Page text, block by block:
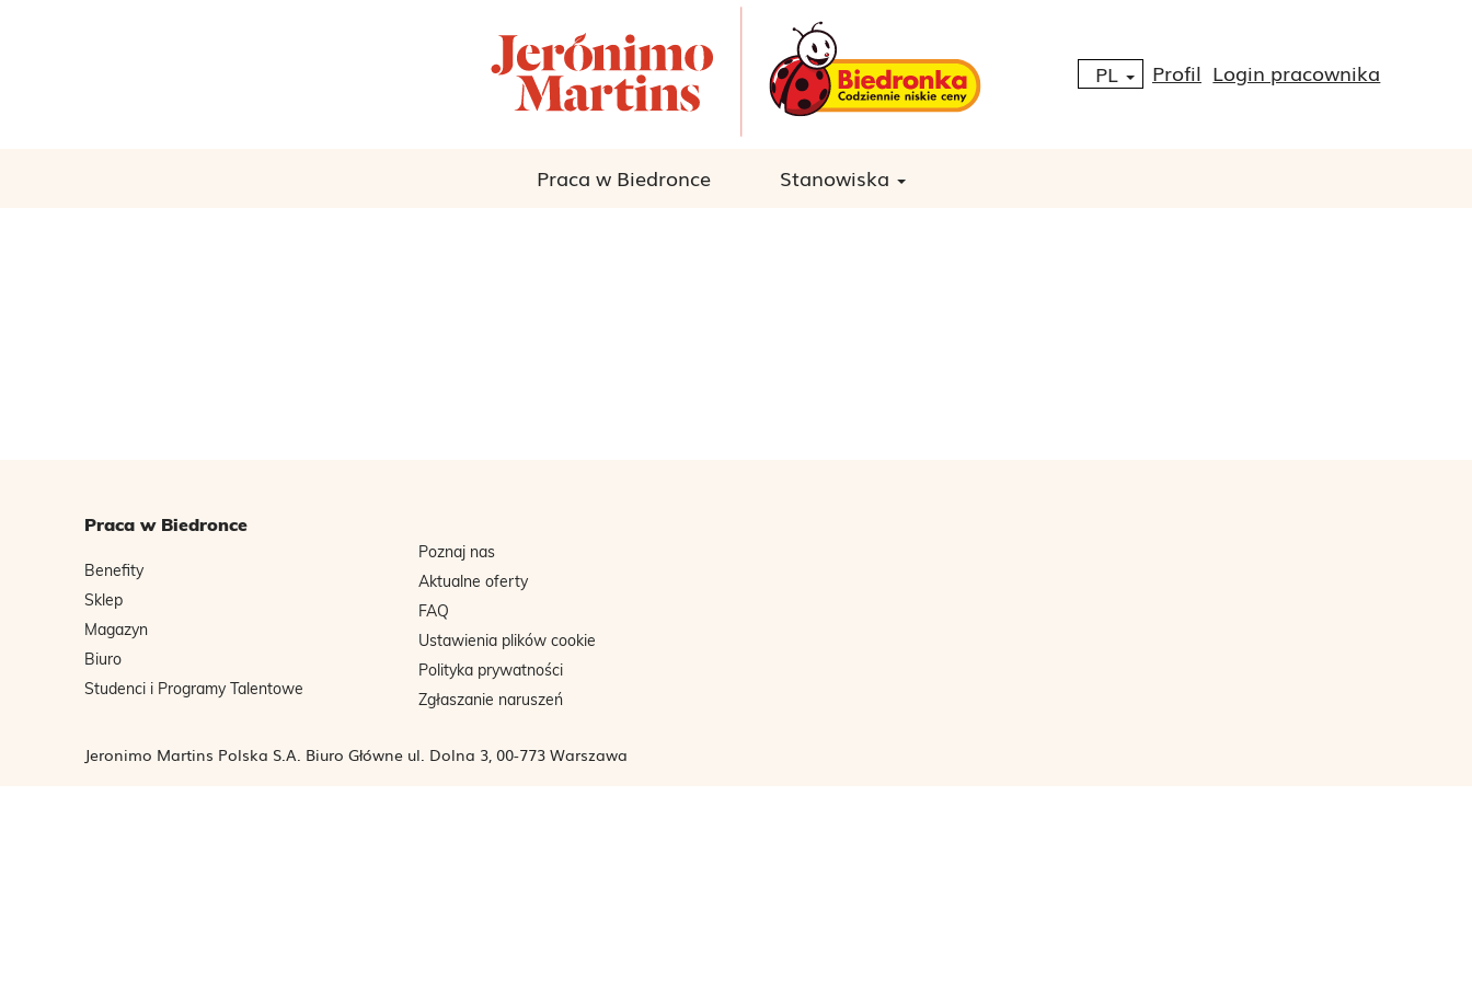
PL Profil Login pracownika
Praca w Biedronce Stanowiska
Praca w Biedronce
Benefity
Sklep
Magazyn
Biuro
Studenci i Programy Talentowe
Poznaj nas
Aktualne oferty
FAQ
Ustawienia plików cookie
Polityka prywatności
Zgłaszanie naruszeń
Jeronimo Martins Polska S.A. Biuro Główne ul. Dolna 3, 00-773 Warszawa